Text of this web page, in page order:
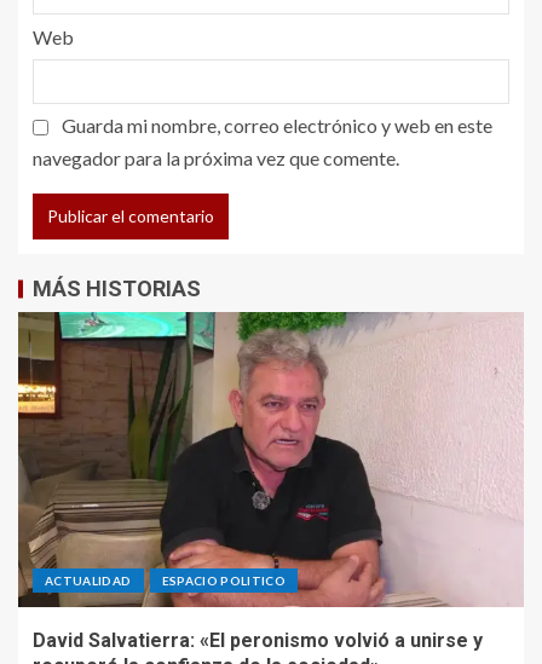
Web
Guarda mi nombre, correo electrónico y web en este
navegador para la próxima vez que comente.
MÁS HISTORIAS
ACTUALIDAD ESPACIO POLITICO
David Salvatierra: «El peronismo volvió a unirse y